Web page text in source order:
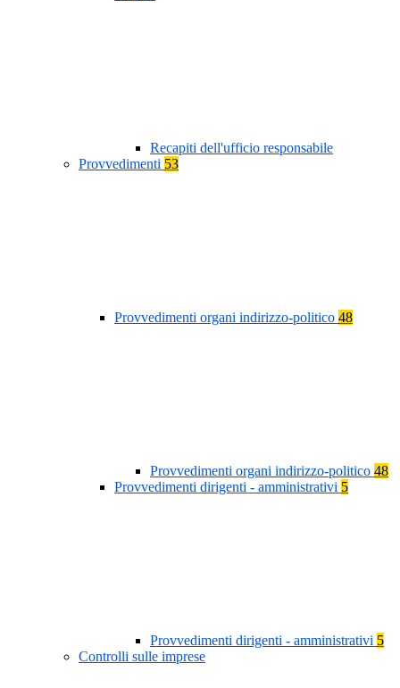
Recapiti dell'ufficio responsabile
Provvedimenti 53
Provvedimenti organi indirizzo-politico 48
Provvedimenti organi indirizzo-politico 48
Provvedimenti dirigenti - amministrativi 5
Provvedimenti dirigenti - amministrativi 5
Controlli sulle imprese